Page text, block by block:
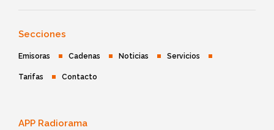
Secciones
Emisoras Cadenas Noticias Servicios
Tarifas Contacto
APP Radiorama